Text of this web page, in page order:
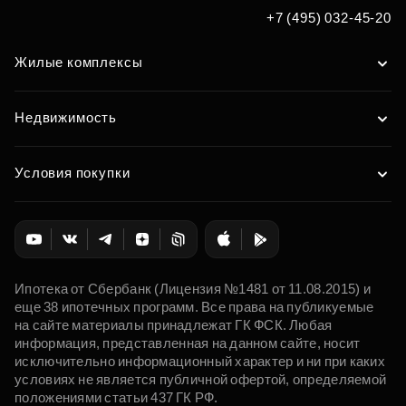
+7 (495) 032-45-20
Жилые комплексы
Недвижимость
Условия покупки
Ипотека от Сбербанк (Лицензия №1481 от 11.08.2015) и
еще 38 ипотечных программ. Все права на публикуемые
на сайте материалы принадлежат ГК ФСК. Любая
информация, представленная на данном сайте, носит
исключительно информационный характер и ни при каких
условиях не является публичной офертой, определяемой
положениями статьи 437 ГК РФ.